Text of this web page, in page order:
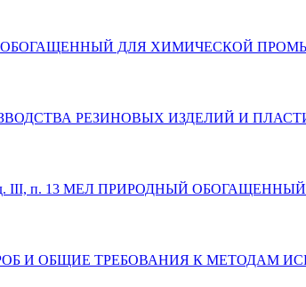
ОБОГАЩЕННЫЙ ДЛЯ ХИМИЧЕСКОЙ
РЕЗИНОВЫХ ИЗДЕЛИЙ И
разд. III, п. 13 МЕЛ ПРИРОДНЫЙ
И ОБЩИЕ ТРЕБОВАНИЯ К МЕТОДАМ